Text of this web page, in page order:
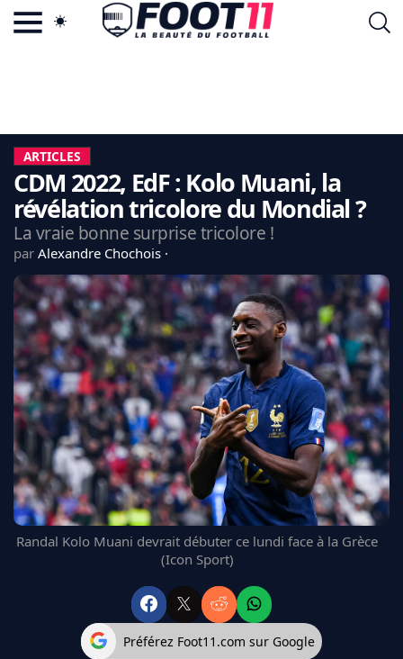
LA CHARTE
VIE PRIVÉE
CGU
CONTACTEZ-NOUS
MERCATO
CDM 2026
EDF
PSG
LIGUE 1
REAL MADRID
FC BARCELONE
MANCHESTER UNITED
CHELSEA
ARSENAL
BAYERN
L'AVIS DE LA RÉDAC'
ARTICLES
CDM 2022, EdF : Kolo Muani, la
révélation tricolore du Mondial ?
La vraie bonne surprise tricolore !
par Alexandre Chochois
Randal Kolo Muani devrait débuter ce lundi face à la Grèce
(Icon Sport)
Préférez Foot11.com sur Google